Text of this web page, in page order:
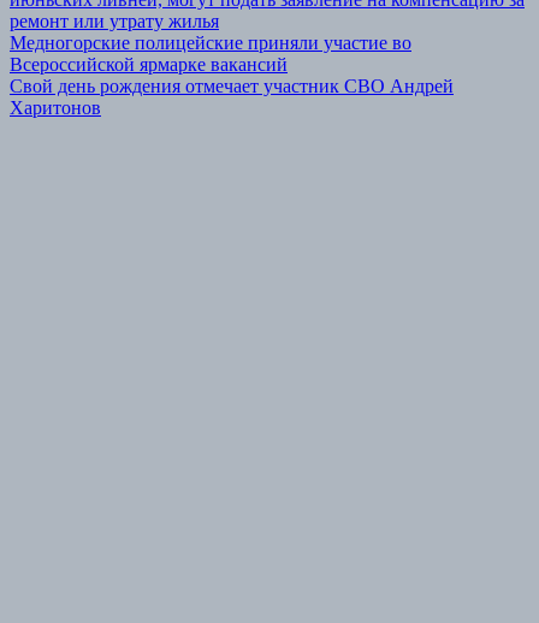
ремонт или утрату жилья
Медногорские полицейские приняли участие во
Всероссийской ярмарке вакансий
Свой день рождения отмечает участник СВО Андрей
Харитонов